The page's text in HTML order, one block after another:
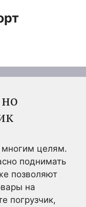
многим целям.
поднимать
позволяют
на
погрузчик,